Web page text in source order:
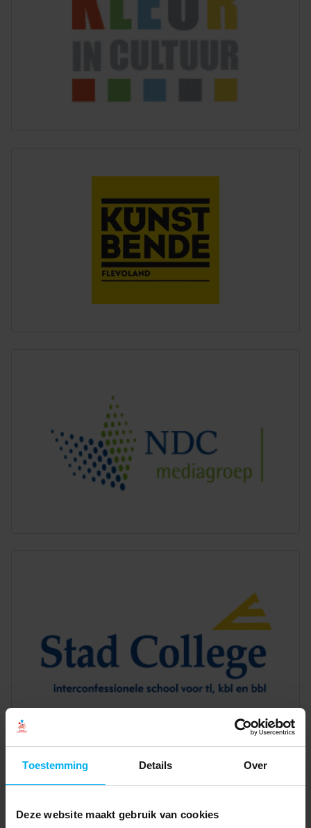
Toestemming Details Over
Deze website maakt gebruik van cookies